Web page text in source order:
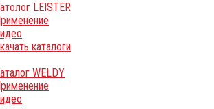
LEISTER
каталоги
WELDY